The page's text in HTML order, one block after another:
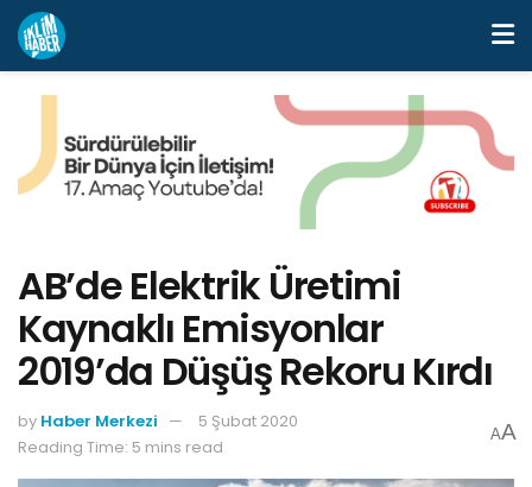
AB’de Elektrik Üretimi
Kaynaklı Emisyonlar
2019’da Düşüş Rekoru Kırdı
by Haber Merkezi
5 Şubat 2020
Reading Time: 5 mins read
AA